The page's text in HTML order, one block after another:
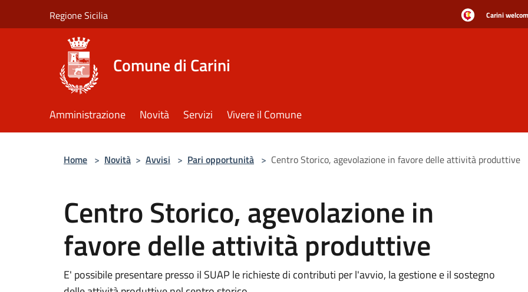
Regione Sicilia Carini
Comune di Carini
Amministrazione Novità Servizi Vivere il Comune
Home > Novità > Avvisi > Pari opportunità > Centro Storico, agevolazione in favore delle attività produttive
Centro Storico, agevolazione in
favore delle attività produttive
E' possibile presentare presso il SUAP le richieste di contributi per l'avvio, la gestione e il sostegno